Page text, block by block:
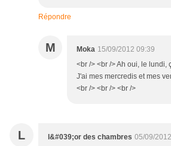
Répondre
M Moka 15/09/2012 09:39
<br /> <br /> Ah oui, le lundi,
J'ai mes mercredis et mes
<br /> <br /> <br />
L l&#039;or des chambres 05/09/